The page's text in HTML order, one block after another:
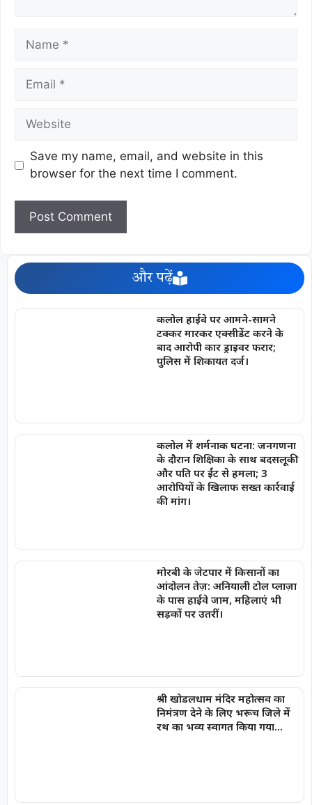
Save my name, email, and website in this
browser for the next time I comment.
और पढ़ें
कलोल हाईवे पर आमने-सामने
टक्कर मारकर एक्सीडेंट करने के
बाद आरोपी कार ड्राइवर फरार;
पुलिस में शिकायत दर्ज।
कलोल में शर्मनाक घटना: जनगणना
के दौरान शिक्षिका के साथ बदसलूकी
और पति पर ईंट से हमला; 3
आरोपियों के खिलाफ सख्त कार्रवाई
की मांग।
मोरबी के जेटपार में किसानों का
आंदोलन तेज़: अनियाली टोल प्लाज़ा
के पास हाईवे जाम, महिलाएं भी
सड़कों पर उतरीं।
श्री खोडलधाम मंदिर महोत्सव का
निमंत्रण देने के लिए भरूच जिले में
रथ का भव्य स्वागत किया गया…